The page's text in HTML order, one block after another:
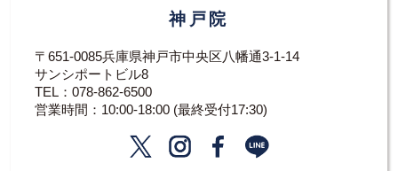
神戸院
〒651-0085兵庫県神戸市中央区八幡通3-1-14
サンシポートビル8
TEL： 078-862-6500
営業時間：10:00-18:00 (最終受付17:30)